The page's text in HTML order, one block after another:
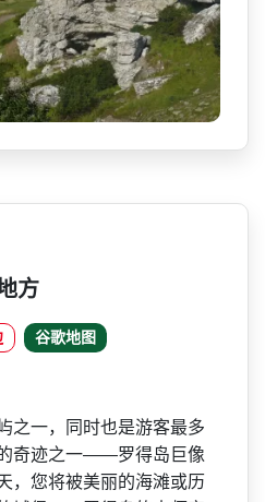
方
谷歌地图
之一­，同时也是游客最多
奇迹之一——罗得岛巨像
您将被­美丽的海滩或历